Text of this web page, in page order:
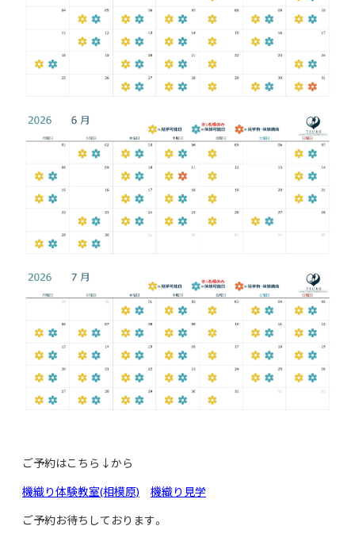
ご予約はこちら↓から
機織り体験教室(相模原)
機織り見学
ご予約お待ちしております。